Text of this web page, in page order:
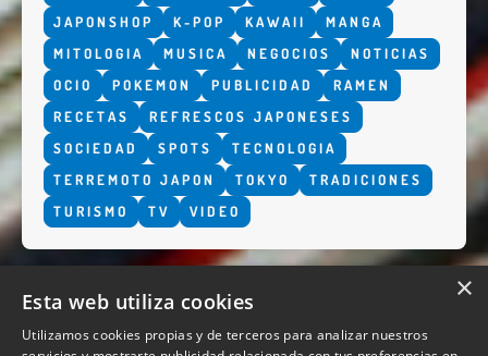
JAPONSHOP
K-POP KAWAII
MANGA
MITOLOGIA
MUSICA NEGOCIOS
NOTICIAS
OCIO
POKEMON PUBLICIDAD
RAMEN
RECETAS
REFRESCOS JAPONESES
SOCIEDAD
SPOTS
TECNOLOGIA
TERREMOTO JAPON
TOKYO
TRADICIONES
TURISMO
TV VIDEO
×
Esta web utiliza cookies
Utilizamos cookies propias y de terceros para analizar nuestros